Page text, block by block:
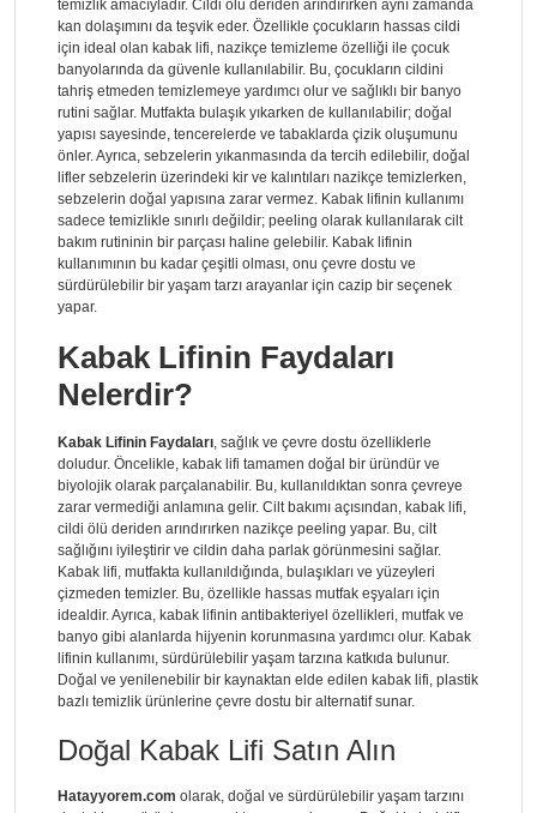
temizlik amacıyladır. Cildi ölü deriden arındırırken aynı zamanda
kan dolaşımını da teşvik eder. Özellikle çocukların hassas cildi
için ideal olan kabak lifi, nazikçe temizleme özelliği ile çocuk
banyolarında da güvenle kullanılabilir. Bu, çocukların cildini
tahriş etmeden temizlemeye yardımcı olur ve sağlıklı bir banyo
rutini sağlar. Mutfakta bulaşık yıkarken de kullanılabilir; doğal
yapısı sayesinde, tencerelerde ve tabaklarda çizik oluşumunu
önler. Ayrıca, sebzelerin yıkanmasında da tercih edilebilir, doğal
lifler sebzelerin üzerindeki kir ve kalıntıları nazikçe temizlerken,
sebzelerin doğal yapısına zarar vermez. Kabak lifinin kullanımı
sadece temizlikle sınırlı değildir; peeling olarak kullanılarak cilt
bakım rutininin bir parçası haline gelebilir. Kabak lifinin
kullanımının bu kadar çeşitli olması, onu çevre dostu ve
sürdürülebilir bir yaşam tarzı arayanlar için cazip bir seçenek
yapar.
Kabak Lifinin Faydaları
Nelerdir?
Kabak Lifinin Faydaları, sağlık ve çevre dostu özelliklerle
doludur. Öncelikle, kabak lifi tamamen doğal bir üründür ve
biyolojik olarak parçalanabilir. Bu, kullanıldıktan sonra çevreye
zarar vermediği anlamına gelir. Cilt bakımı açısından, kabak lifi,
cildi ölü deriden arındırırken nazikçe peeling yapar. Bu, cilt
sağlığını iyileştirir ve cildin daha parlak görünmesini sağlar.
Kabak lifi, mutfakta kullanıldığında, bulaşıkları ve yüzeyleri
çizmeden temizler. Bu, özellikle hassas mutfak eşyaları için
idealdir. Ayrıca, kabak lifinin antibakteriyel özellikleri, mutfak ve
banyo gibi alanlarda hijyenin korunmasına yardımcı olur. Kabak
lifinin kullanımı, sürdürülebilir yaşam tarzına katkıda bulunur.
Doğal ve yenilenebilir bir kaynaktan elde edilen kabak lifi, plastik
bazlı temizlik ürünlerine çevre dostu bir alternatif sunar.
Doğal Kabak Lifi Satın Alın
Hatayyorem.com olarak, doğal ve sürdürülebilir yaşam tarzını